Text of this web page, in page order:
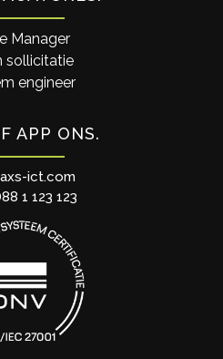
Manager
sollicitatie
engineer
APP ONS
ict.com
1 123 123